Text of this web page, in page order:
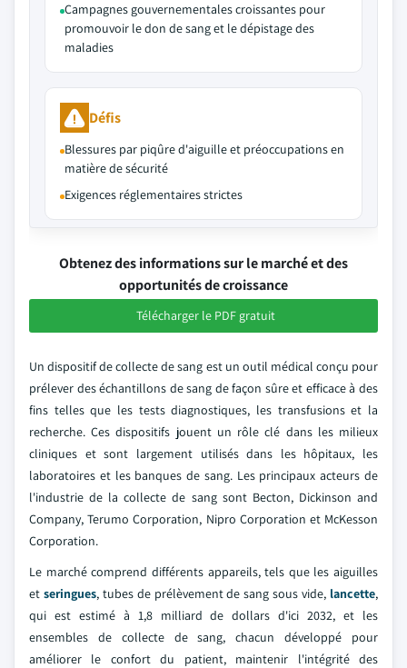
Campagnes gouvernementales croissantes pour
promouvoir le don de sang et le dépistage des
maladies
Défis
Blessures par piqûre d'aiguille et préoccupations en
matière de sécurité
Exigences réglementaires strictes
Obtenez des informations sur le marché et des
opportunités de croissance
Télécharger le PDF gratuit
Un dispositif de collecte de sang est un outil médical conçu pour
prélever des échantillons de sang de façon sûre et efficace à des
fins telles que les tests diagnostiques, les transfusions et la
recherche. Ces dispositifs jouent un rôle clé dans les milieux
cliniques et sont largement utilisés dans les hôpitaux, les
laboratoires et les banques de sang. Les principaux acteurs de
l'industrie de la collecte de sang sont Becton, Dickinson and
Company, Terumo Corporation, Nipro Corporation et McKesson
Corporation.
Le marché comprend différents appareils, tels que les aiguilles
et seringues, tubes de prélèvement de sang sous vide, lancette,
qui est estimé à 1,8 milliard de dollars d'ici 2032, et les
ensembles de collecte de sang, chacun développé pour
améliorer le confort du patient, maintenir l'intégrité des